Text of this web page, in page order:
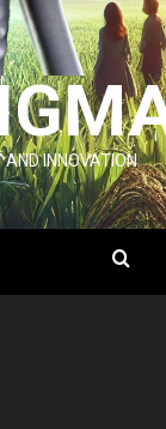
AND INNOVATION